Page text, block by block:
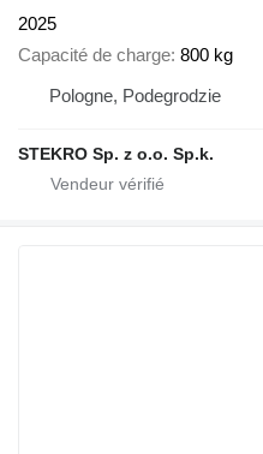
2025
Capacité de charge 800 kg
Pologne, Podegrodzie
STEKRO Sp. z o.o. Sp.k.